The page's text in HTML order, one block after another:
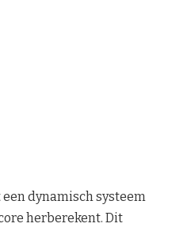
dynamisch systeem
herberekent. Dit